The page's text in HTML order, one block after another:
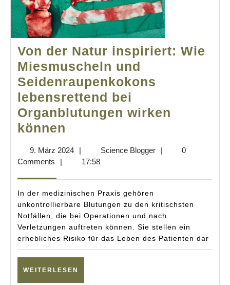
Von der Natur inspiriert: Wie
Miesmuscheln und
Seidenraupenkokons
lebensrettend bei
Organblutungen wirken
können
Natur
Wie
Miesmuscheln
und
Seidenraupenkokons
lebensrettend
bei
Organblutungen
9. März 20249.
März
| Science BloggerScience
|
0
Comments
| 17:58
In der medizinischen Praxis gehören
unkontrollierbare Blutungen zu den kritischsten
Notfällen, die bei Operationen und nach
Verletzungen auftreten können. Sie stellen ein
erhebliches Risiko für das Leben des Patienten dar
WEITERLESEN